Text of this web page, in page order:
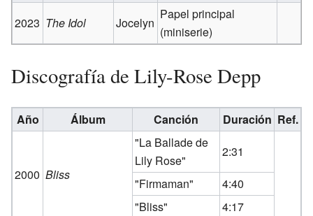
2023 The Idol Jocelyn
Papel principal
(miniserie)
Discografía de Lily-Rose Depp
Año Álbum Canción Duración Ref.
2000 Bliss
"La Ballade de
Lily Rose"
2:31
"Firmaman"
4:40
"Bliss"
4:17